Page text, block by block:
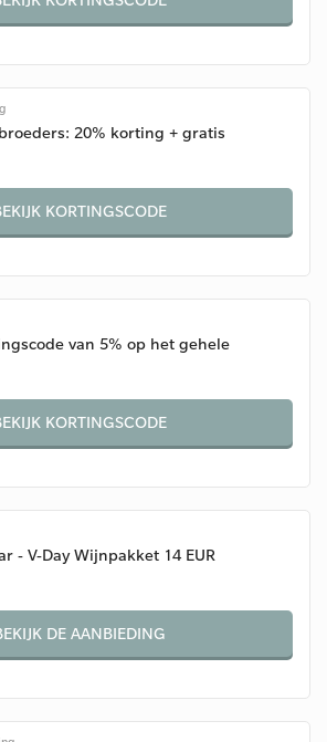
20% korting + gratis
KORTINGSCODE
van 5% op het gehele
KORTINGSCODE
- V-Day Wijnpakket 14 EUR
DE AANBIEDING